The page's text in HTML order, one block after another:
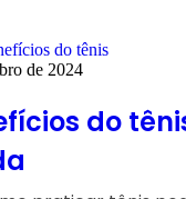
de 2024
do